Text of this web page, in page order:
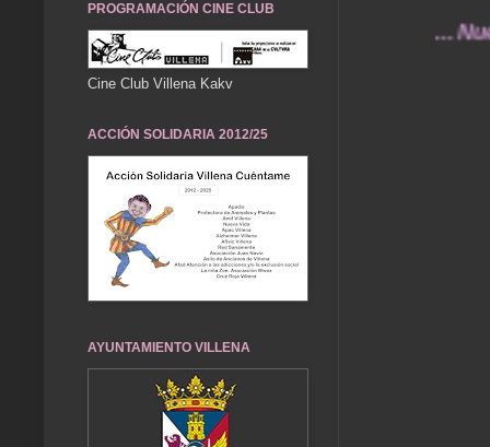
... Nuestros
PROGRAMACIÓN CINE CLUB
Cine Club Villena Kakv
ACCIÓN SOLIDARIA 2012/25
AYUNTAMIENTO VILLENA